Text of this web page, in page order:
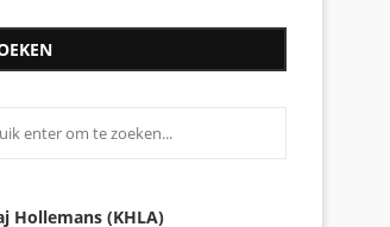
Hollemans (KHLA)